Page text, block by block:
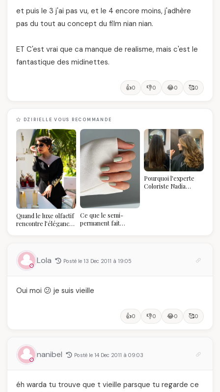
et puis le 3 j'ai pas vu, et le 4 encore moins, j'adhère
pas du tout au concept du film nian nian.
ET C'est vrai que ca manque de realisme, mais c'est le
fantastique des midinettes.
👍0 👎0 😂0 🥰0
DZIRIELLE VOUS RECOMMANDE
Quand le luxe olfactif
rencontre l’élégance
temps
Ce que le semi-
permanent fait
Pourquoi l'experte
Coloriste Nadia
Lola Posté le 13 Dec 2011 à 19:05
Oui moi 😕 je suis vieille
👍0 👎0 😂0 🥰0
nanibel Posté le 14 Dec 2011 à 09:03
éh warda tu trouve que t vieille parsque tu regarde ce